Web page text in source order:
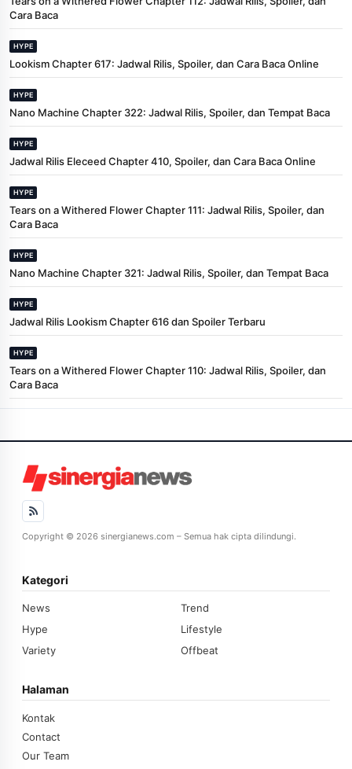
Cara Baca
HYPE
Lookism Chapter 617: Jadwal Rilis, Spoiler, dan Cara Baca Online
HYPE
Nano Machine Chapter 322: Jadwal Rilis, Spoiler, dan Tempat Baca
HYPE
Jadwal Rilis Eleceed Chapter 410, Spoiler, dan Cara Baca Online
HYPE
Tears on a Withered Flower Chapter 111: Jadwal Rilis, Spoiler, dan
Cara Baca
HYPE
Nano Machine Chapter 321: Jadwal Rilis, Spoiler, dan Tempat Baca
HYPE
Jadwal Rilis Lookism Chapter 616 dan Spoiler Terbaru
HYPE
Tears on a Withered Flower Chapter 110: Jadwal Rilis, Spoiler, dan
Cara Baca
Copyright © 2026 sinergianews.com – Semua hak cipta dilindungi.
Kategori
News
Trend
Hype
Lifestyle
Variety
Offbeat
Halaman
Kontak
Contact
Our Team